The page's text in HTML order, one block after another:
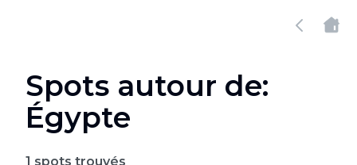
Spots autour de:
Égypte
1 spots trouvés